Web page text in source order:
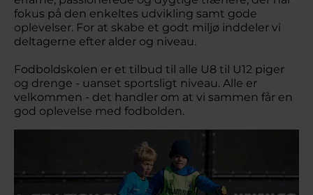
fokus på den enkeltes udvikling samt gode
oplevelser. For at skabe et godt miljø inddeler vi
deltagerne efter alder og niveau.
Fodboldskolen er et tilbud til alle U8 til U12 piger
og drenge - uanset sportsligt niveau. Alle er
velkommen - det handler om at vi sammen får en
god oplevelse med fodbolden.